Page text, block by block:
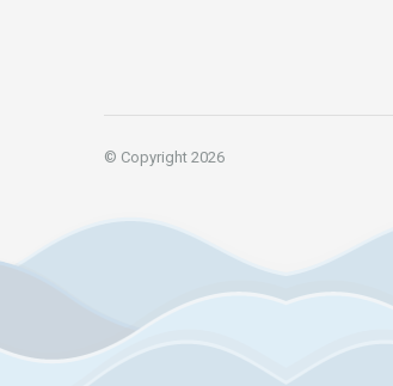
© Copyright 2026